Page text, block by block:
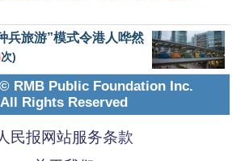
兵旅游”模式令港人哗然
次)
RMB Public Foundation Inc.
All Rights Reserved
民报网站服务条款